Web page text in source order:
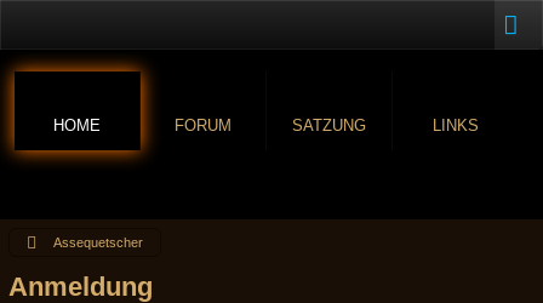
HOME FORUM SATZUNG LINKS
Assequetscher
Anmeldung